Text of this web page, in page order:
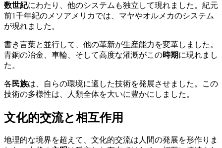
数世紀にわたり、他のシステムも独立して現れました。紀元
前1千年紀のメソアメリカでは、マヤやオルメカのシステム
が現れました。
書き言葉と並行して、他の革新が生産能力を変革しました。
青銅の冶金、車輪、そして高度な灌漑がこの時期に現れまし
た。
各 民族は、自らの環境に適した技術を発展させました。この
技術の多様性は、人類全体を大いに豊かにしました。
文化的交流と相互作用
地理的な境界を超えて、文化的交流は人間の発展を形作りま